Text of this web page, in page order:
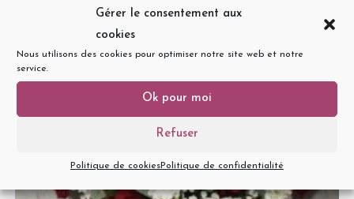
Gérer le consentement aux
cookies
Nous utilisons des cookies pour optimiser notre site web et notre
service.
Ok pour moi
Refuser
Politique de cookiesPolitique de confidentialité